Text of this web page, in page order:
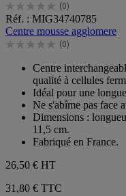
(0)
0.0
sur
5
étoiles.
Réf. : MIG34740785
Centre mousse agglomere
(0)
0.0
étoiles.
Centre
qualité à cellules
Idéal pour une
Ne s'abîme pas face
Dimensions :
11,5 cm.
Fabriqué en France.
26,50 € HT
31,80 € TTC